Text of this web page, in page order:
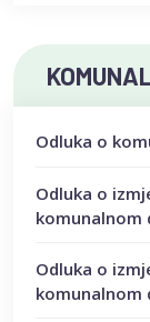
Odluka o
Odluka o
komunalnom
Odluka o
komunalnom